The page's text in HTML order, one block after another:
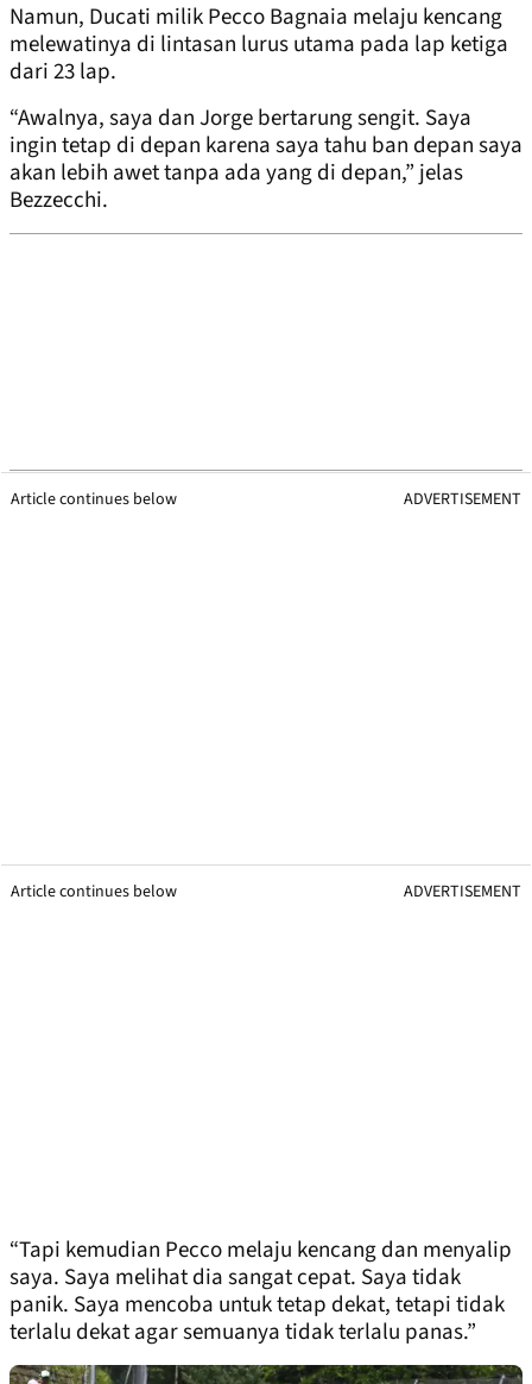
Namun, Ducati milik Pecco Bagnaia melaju kencang
melewatinya di lintasan lurus utama pada lap ketiga
dari 23 lap.
“Awalnya, saya dan Jorge bertarung sengit. Saya
ingin tetap di depan karena saya tahu ban depan saya
akan lebih awet tanpa ada yang di depan,” jelas
Bezzecchi.
Article continues below ADVERTISEMENT
Article continues below ADVERTISEMENT
“Tapi kemudian Pecco melaju kencang dan menyalip
saya. Saya melihat dia sangat cepat. Saya tidak
panik. Saya mencoba untuk tetap dekat, tetapi tidak
terlalu dekat agar semuanya tidak terlalu panas.”